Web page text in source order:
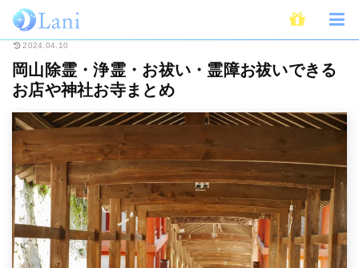
ホーム スピリチュアル 岡山除霊・浄霊・お祓い・霊障お祓いできる
2024.04.10
岡山除霊・浄霊・お祓い・霊障お祓いできる
お店や神社お寺まとめ